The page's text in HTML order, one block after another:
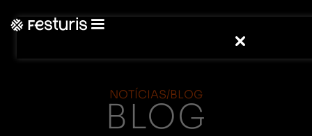
NOTÍCIAS/BLOG
BLOG